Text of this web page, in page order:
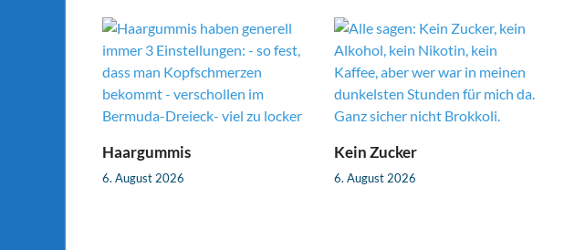
Haargummis
6. August 2026
Kein Zucker
6. August 2026